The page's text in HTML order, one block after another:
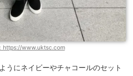
https://www.uktsc.com
うにネイビーやチャコールのセット